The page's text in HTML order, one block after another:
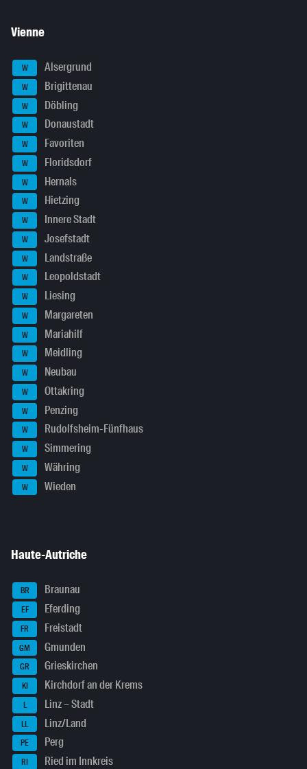
Vienne
W Alsergrund
W Brigittenau
W Döbling
W Donaustadt
W Favoriten
W Floridsdorf
W Hernals
W Hietzing
W Innere Stadt
W Josefstadt
W Landstraße
W Leopoldstadt
W Liesing
W Margareten
W Mariahilf
W Meidling
W Neubau
W Ottakring
W Penzing
W Rudolfsheim-Fünfhaus
W Simmering
W Währing
W Wieden
Haute-Autriche
BR Braunau
EF Eferding
FR Freistadt
GM Gmunden
GR Grieskirchen
KI Kirchdorf an der Krems
L Linz – Stadt
LL Linz/Land
PE Perg
RI Ried im Innkreis